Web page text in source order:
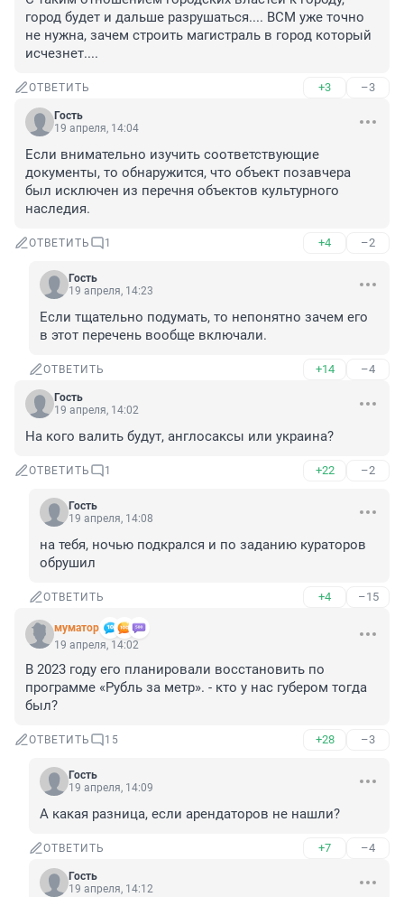
город будет и дальше разрушаться.... ВСМ уже точно
не нужна, зачем строить магистраль в город который
исчезнет....
ОТВЕТИТЬ +3 –3
Гость
19 апреля, 14:04
Если внимательно изучить соответствующие
документы, то обнаружится, что объект позавчера
был исключен из перечня объектов культурного
наследия.
ОТВЕТИТЬ 1 +4 –2
Гость
19 апреля, 14:23
Если тщательно подумать, то непонятно зачем его
в этот перечень вообще включали.
ОТВЕТИТЬ +14 –4
Гость
19 апреля, 14:02
На кого валить будут, англосаксы или украина?
ОТВЕТИТЬ 1 +22 –2
Гость
19 апреля, 14:08
на тебя, ночью подкрался и по заданию кураторов
обрушил
ОТВЕТИТЬ +4 –15
муматор
19 апреля, 14:02
В 2023 году его планировали восстановить по
программе «Рубль за метр». - кто у нас губером тогда
был?
ОТВЕТИТЬ 15 +28 –3
Гость
19 апреля, 14:09
А какая разница, если арендаторов не нашли?
ОТВЕТИТЬ +7 –4
Гость
19 апреля, 14:12